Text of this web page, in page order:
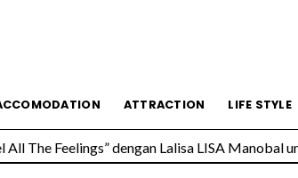
ATTRACTION LIFE STYLE
All The Feelings” dengan Lalisa LISA
Steakhouse di Thailand